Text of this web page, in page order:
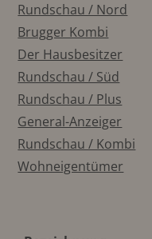
Rundschau / Nord
Brugger Kombi
Der Hausbesitzer
Rundschau / Süd
Rundschau / Plus
General-Anzeiger
Rundschau / Kombi
Wohneigentümer